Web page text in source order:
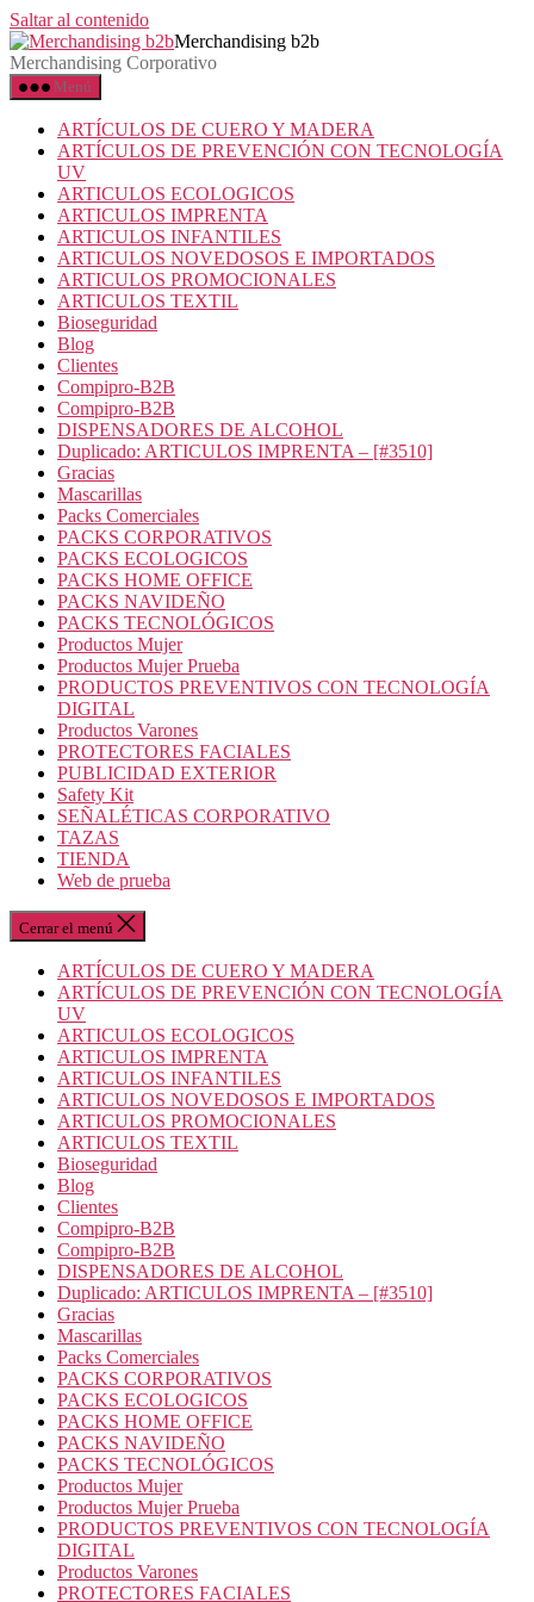
Saltar al contenido
Merchandising b2b
Merchandising Corporativo
Menú
ARTÍCULOS DE CUERO Y MADERA
ARTÍCULOS DE PREVENCIÓN CON TECNOLOGÍA
UV
ARTICULOS ECOLOGICOS
ARTICULOS IMPRENTA
ARTICULOS INFANTILES
ARTICULOS NOVEDOSOS E IMPORTADOS
ARTICULOS PROMOCIONALES
ARTICULOS TEXTIL
Bioseguridad
Blog
Clientes
Compipro-B2B
Compipro-B2B
DISPENSADORES DE ALCOHOL
Duplicado: ARTICULOS IMPRENTA – [#3510]
Gracias
Mascarillas
Packs Comerciales
PACKS CORPORATIVOS
PACKS ECOLOGICOS
PACKS HOME OFFICE
PACKS NAVIDEÑO
PACKS TECNOLÓGICOS
Productos Mujer
Productos Mujer Prueba
PRODUCTOS PREVENTIVOS CON TECNOLOGÍA
DIGITAL
Productos Varones
PROTECTORES FACIALES
PUBLICIDAD EXTERIOR
Safety Kit
SEÑALÉTICAS CORPORATIVO
TAZAS
TIENDA
Web de prueba
Cerrar el menú
ARTÍCULOS DE CUERO Y MADERA
ARTÍCULOS DE PREVENCIÓN CON TECNOLOGÍA
UV
ARTICULOS ECOLOGICOS
ARTICULOS IMPRENTA
ARTICULOS INFANTILES
ARTICULOS NOVEDOSOS E IMPORTADOS
ARTICULOS PROMOCIONALES
ARTICULOS TEXTIL
Bioseguridad
Blog
Clientes
Compipro-B2B
Compipro-B2B
DISPENSADORES DE ALCOHOL
Duplicado: ARTICULOS IMPRENTA – [#3510]
Gracias
Mascarillas
Packs Comerciales
PACKS CORPORATIVOS
PACKS ECOLOGICOS
PACKS HOME OFFICE
PACKS NAVIDEÑO
PACKS TECNOLÓGICOS
Productos Mujer
Productos Mujer Prueba
PRODUCTOS PREVENTIVOS CON TECNOLOGÍA
DIGITAL
Productos Varones
PROTECTORES FACIALES